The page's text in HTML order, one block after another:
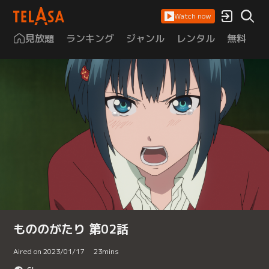
Watch now
見放題 ランキング ジャンル レンタル 無料
もののがたり 第02話
Aired on 2023/01/17 23mins